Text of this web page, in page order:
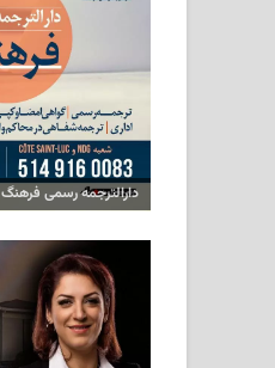
دارالترجمه رسمی فرهنگ